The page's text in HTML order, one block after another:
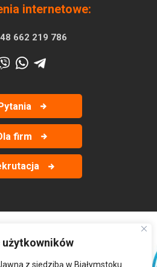
użytkowników
z siedzibą w Białymstoku
internetowe:
662 219 786
firm